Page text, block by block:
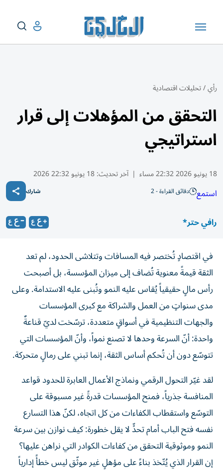
رأي/تحليلات اقتصادية
التحقق من المؤهلات إلى قرار
استراتيجي
18 يونيو 2026 22:32 مساء | آخر تحديث:18 يونيو 22:32 2026
استمع دقائق القراءة - 2 شارك
رافي حتر*
في اقتصادٍ تُختصر فيه المسافات وتتلاشى الحدود، لم تعد
الثقة قيمةً معنوية تُضاف إلى ميزان المؤسسة، بل أصبحت
رأس مالٍ حقيقياً يُقاس عليه النمو وتُبنى عليه الاستدامة. وعلى
مدى سنواتٍ من العمل والشراكة مع كبرى المؤسسات
والجهات التنظيمية في أسواقٍ متعددة، ترسّخت لديّ قناعةٌ
واحدة: أنّ السرعة وحدها لا تصنع نمواً، وأنّ المؤسسات التي
تتوسّع دون أن تُحكم أساس الثقة، إنما تبني على رمالٍ متحركة.
لقد غيّر التحول الرقمي ونماذج الأعمال العابرة للحدود قواعد
المنافسة جذرياً، فمنح المؤسسات قدرةً غير مسبوقة على
التوسّع واستقطاب الكفاءات من كل اتجاه، لكنّ هذا التسارع
نفسه فتح الباب أمام تحدٍّ لا يقل خطورة: كيف نوازن بين سرعة
النمو وموثوقية التحقق من كفاءات الكوادر التي نراهن عليها؟
إن القرار الذي يُتّخذ بناءً على مؤهلٍ غير موثّق ليس خطأً إدارياً